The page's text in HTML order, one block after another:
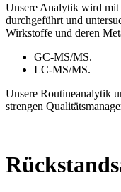
Unsere Analytik wird mit
durchgeführt und
Wirkstoffe und deren
GC-MS/MS.
LC-MS/MS.
Unsere Routineanalytik
strengen